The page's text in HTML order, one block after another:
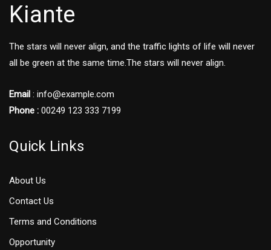
Kiante
The stars will never align, and the traffic lights of life will never
all be green at the same time.The stars will never align.
Email : info@example.com
Phone : 00249 123 333 7199
Quick Links
About Us
Contact Us
Terms and Conditions
Opportunity